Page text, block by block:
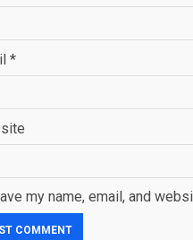
*
my name, email, and